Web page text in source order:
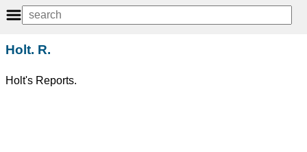
Holt. R.
Holt's Reports.